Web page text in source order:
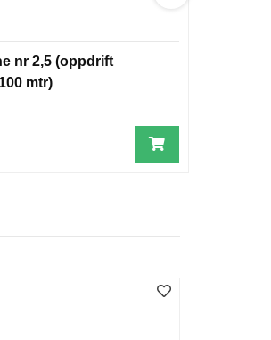
nr 2,5 (oppdrift
mtr)